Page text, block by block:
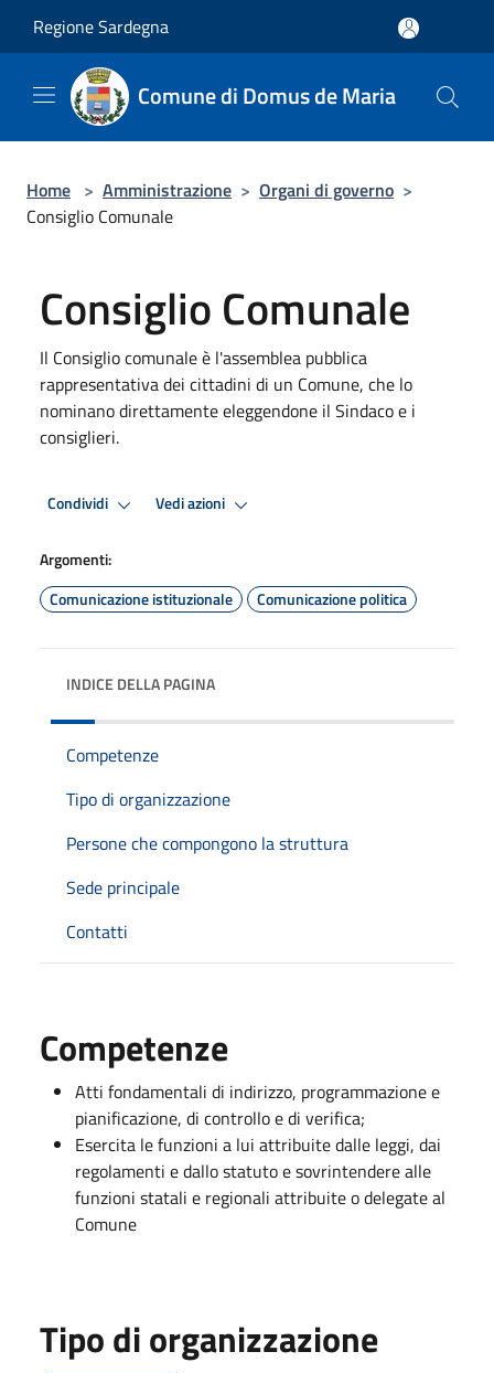
Regione Sardegna
Comune di Domus de Maria
Home > Amministrazione > Organi di governo >
Consiglio Comunale
Consiglio Comunale
Il Consiglio comunale è l'assemblea pubblica
rappresentativa dei cittadini di un Comune, che lo
nominano direttamente eleggendone il Sindaco e i
consiglieri.
Condividi Vedi azioni
Argomenti:
Comunicazione istituzionale
Comunicazione politica
INDICE DELLA PAGINA
Competenze
Tipo di organizzazione
Persone che compongono la struttura
Sede principale
Contatti
Competenze
Atti fondamentali di indirizzo, programmazione e
pianificazione, di controllo e di verifica;
Esercita le funzioni a lui attribuite dalle leggi, dai
regolamenti e dallo statuto e sovrintendere alle
funzioni statali e regionali attribuite o delegate al
Comune
Tipo di organizzazione